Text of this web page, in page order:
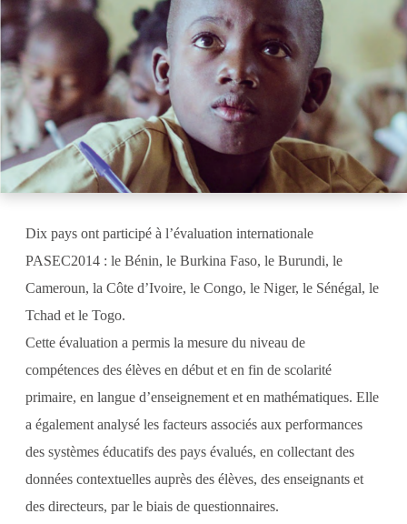
Dix pays ont participé à l’évaluation internationale
PASEC2014 : le Bénin, le Burkina Faso, le Burundi, le
Cameroun, la Côte d’Ivoire, le Congo, le Niger, le Sénégal, le
Tchad et le Togo.
Cette évaluation a permis la mesure du niveau de
compétences des élèves en début et en fin de scolarité
primaire, en langue d’enseignement et en mathématiques. Elle
a également analysé les facteurs associés aux performances
des systèmes éducatifs des pays évalués, en collectant des
données contextuelles auprès des élèves, des enseignants et
des directeurs, par le biais de questionnaires.